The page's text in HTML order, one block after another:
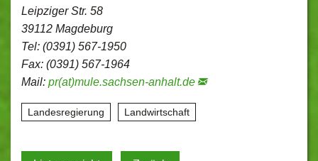
Leipziger Str. 58
39112 Magdeburg
Tel: (0391) 567-1950
Fax: (0391) 567-1964
Mail: pr(at)mule.sachsen-anhalt.de
Landesregierung Landwirtschaft